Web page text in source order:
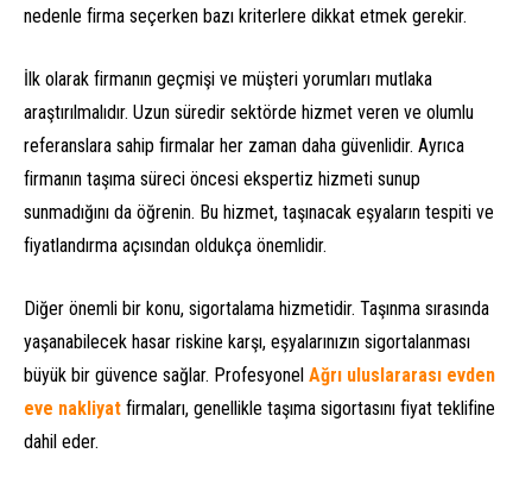
nedenle firma seçerken bazı kriterlere dikkat etmek gerekir.
İlk olarak firmanın geçmişi ve müşteri yorumları mutlaka
araştırılmalıdır. Uzun süredir sektörde hizmet veren ve olumlu
referanslara sahip firmalar her zaman daha güvenlidir. Ayrıca
firmanın taşıma süreci öncesi ekspertiz hizmeti sunup
sunmadığını da öğrenin. Bu hizmet, taşınacak eşyaların tespiti ve
fiyatlandırma açısından oldukça önemlidir.
Diğer önemli bir konu, sigortalama hizmetidir. Taşınma sırasında
yaşanabilecek hasar riskine karşı, eşyalarınızın sigortalanması
büyük bir güvence sağlar. Profesyonel Ağrı uluslararası evden
eve nakliyat firmaları, genellikle taşıma sigortasını fiyat teklifine
dahil eder.